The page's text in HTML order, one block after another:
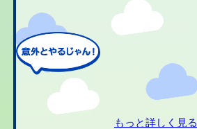
もっと詳しく見る